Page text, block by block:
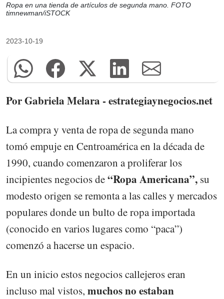
Ropa en una tienda de artículos de segunda mano. FOTO
timnewman/iSTOCK
2023-10-19
Por Gabriela Melara - estrategiaynegocios.net
La compra y venta de ropa de segunda mano
tomó empuje en Centroamérica en la década de
1990, cuando comenzaron a proliferar los
incipientes negocios de“Ropa Americana”, su
modesto origen se remonta a las calles y mercados
populares donde un bulto de ropa importada
(conocido en varios lugares como “paca”)
comenzó a hacerse un espacio.
En un inicio estos negocios callejeros eran
incluso mal vistos, muchos no estaban